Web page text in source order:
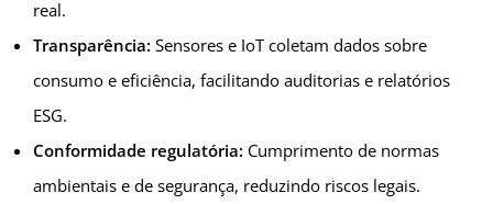
real.
Transparência: Sensores e IoT coletam dados sobre
consumo e eficiência, facilitando auditorias e relatórios
ESG.
Conformidade regulatória: Cumprimento de normas
ambientais e de segurança, reduzindo riscos legais.